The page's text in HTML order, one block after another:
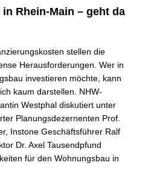
Rhein-Main – geht da
stellen die
Herausforderungen. Wer in
investieren möchte, kann
kaum darstellen. NHW-
Westphal diskutiert unter
Planungsdezernenten Prof.
Instone Geschäftsführer Ralf
Dr. Axel Tausendpfund
für den Wohnungsbau in